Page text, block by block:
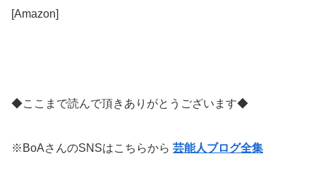
[Amazon]
◆ここまで読んで頂きありがとうございます◆
※BoAさんのSNSはこちらから 芸能人ブログ全集